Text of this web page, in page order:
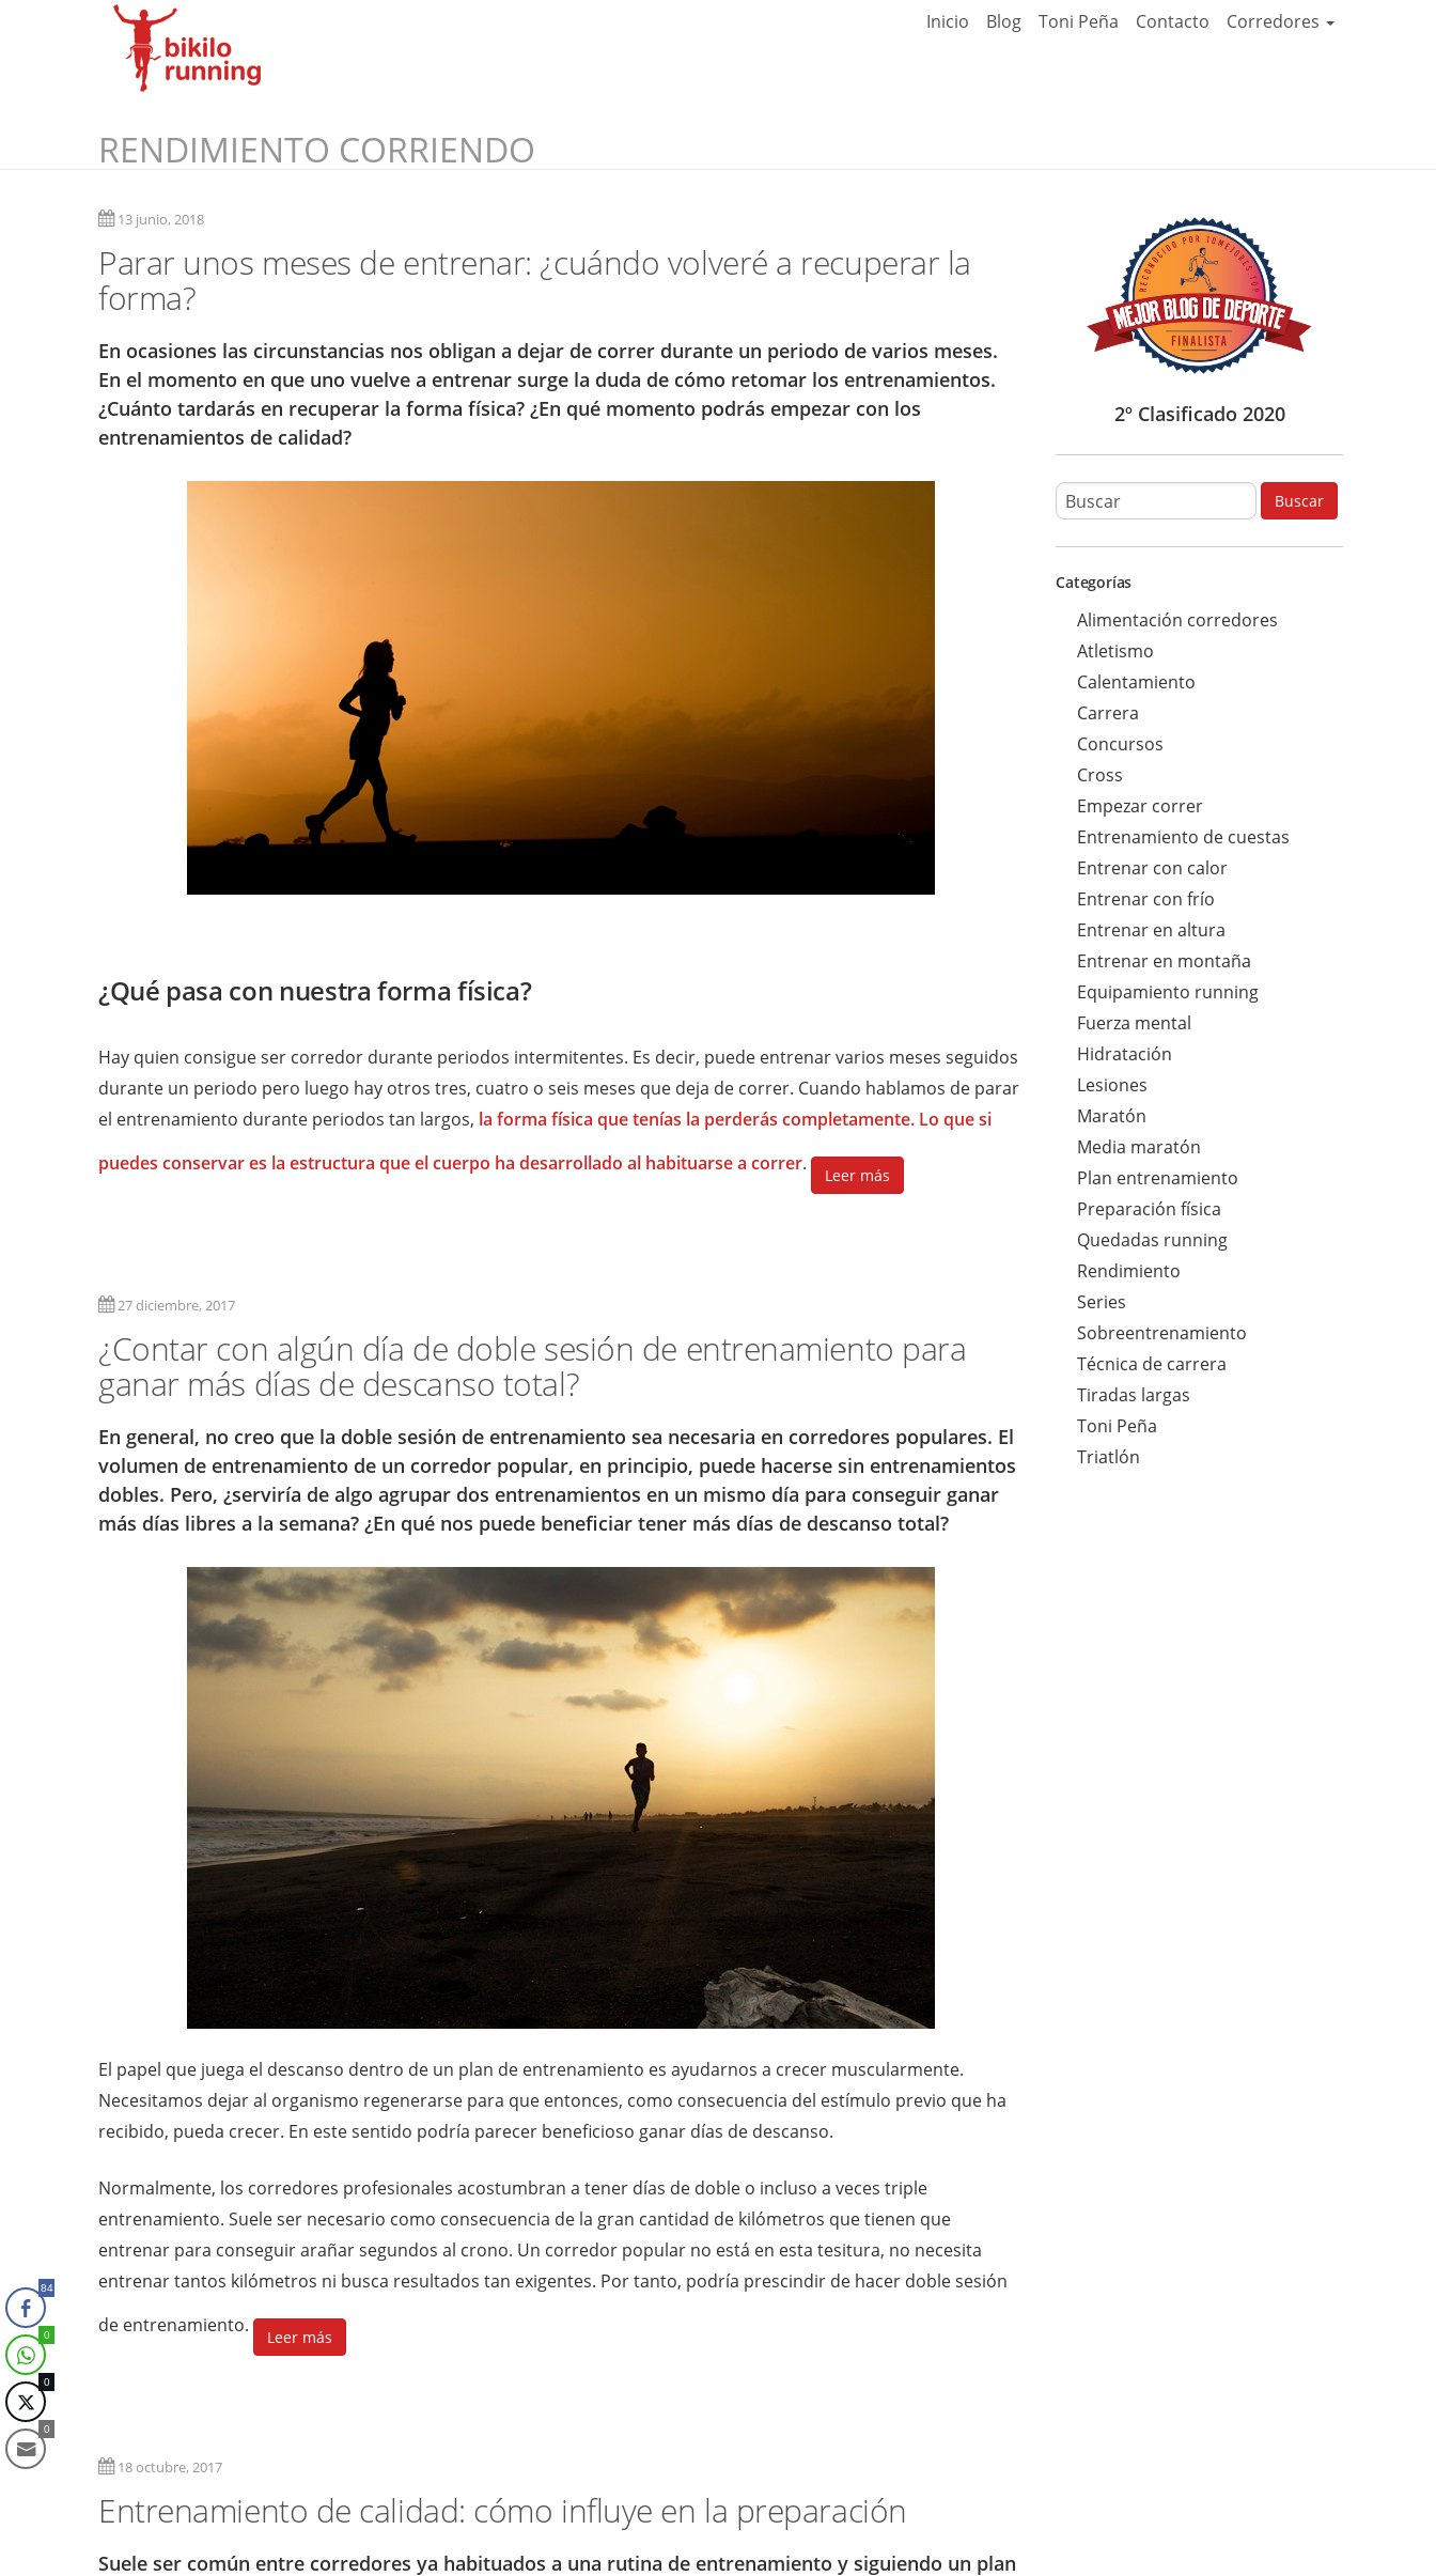
Inicio Blog Toni Peña Contacto Corredores
RENDIMIENTO CORRIENDO
13 junio, 2018
Parar unos meses de entrenar: ¿cuándo volveré a recuperar la
forma?
En ocasiones las circunstancias nos obligan a dejar de correr durante un periodo de varios meses.
En el momento en que uno vuelve a entrenar surge la duda de cómo retomar los entrenamientos.
¿Cuánto tardarás en recuperar la forma física? ¿En qué momento podrás empezar con los
entrenamientos de calidad?
¿Qué pasa con nuestra forma física?
Hay quien consigue ser corredor durante periodos intermitentes. Es decir, puede entrenar varios meses seguidos
durante un periodo pero luego hay otros tres, cuatro o seis meses que deja de correr. Cuando hablamos de parar
el entrenamiento durante periodos tan largos, la forma física que tenías la perderás completamente. Lo que si
puedes conservar es la estructura que el cuerpo ha desarrollado al habituarse a correr.
Leer más
27 diciembre, 2017
¿Contar con algún día de doble sesión de entrenamiento para
ganar más días de descanso total?
En general, no creo que la doble sesión de entrenamiento sea necesaria en corredores populares. El
volumen de entrenamiento de un corredor popular, en principio, puede hacerse sin entrenamientos
dobles. Pero, ¿serviría de algo agrupar dos entrenamientos en un mismo día para conseguir ganar
más días libres a la semana? ¿En qué nos puede beneficiar tener más días de descanso total?
El papel que juega el descanso dentro de un plan de entrenamiento es ayudarnos a crecer muscularmente.
Necesitamos dejar al organismo regenerarse para que entonces, como consecuencia del estímulo previo que ha
recibido, pueda crecer. En este sentido podría parecer beneficioso ganar días de descanso.
Normalmente, los corredores profesionales acostumbran a tener días de doble o incluso a veces triple
entrenamiento. Suele ser necesario como consecuencia de la gran cantidad de kilómetros que tienen que
entrenar para conseguir arañar segundos al crono. Un corredor popular no está en esta tesitura, no necesita
entrenar tantos kilómetros ni busca resultados tan exigentes. Por tanto, podría prescindir de hacer doble sesión
de entrenamiento.
Leer más
18 octubre, 2017
Entrenamiento de calidad: cómo influye en la preparación
Suele ser común entre corredores ya habituados a una rutina de entrenamiento y siguiendo un plan
2º Clasificado 2020
B
u
c
Buscar
Categorías
Alimentación corredores
Atletismo
Calentamiento
Carrera
Concursos
Cross
Empezar correr
Entrenamiento de cuestas
Entrenar con calor
Entrenar con frío
Entrenar en altura
Entrenar en montaña
Equipamiento running
Fuerza mental
Hidratación
Lesiones
Maratón
Media maratón
Plan entrenamiento
Preparación física
Quedadas running
Rendimiento
Series
Sobreentrenamiento
Técnica de carrera
Tiradas largas
Toni Peña
Triatlón
84
0
0
0